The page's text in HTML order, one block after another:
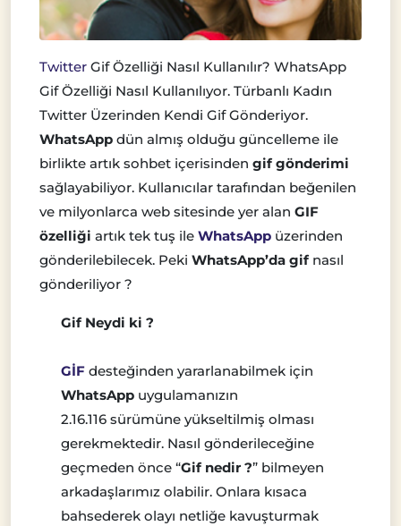
Twitter Gif Özelliği Nasıl Kullanılır? WhatsApp
Gif Özelliği Nasıl Kullanılıyor. Türbanlı Kadın
Twitter Üzerinden Kendi Gif Gönderiyor.
WhatsApp dün almış olduğu güncelleme ile
birlikte artık sohbet içerisinden gif gönderimi
sağlayabiliyor. Kullanıcılar tarafından beğenilen
ve milyonlarca web sitesinde yer alan GIF
özelliği artık tek tuş ile WhatsApp üzerinden
gönderilebilecek. Peki WhatsApp’da gifnasıl
gönderiliyor ?
Gif Neydi ki ?
GİF desteğinden yararlanabilmek için
WhatsApp uygulamanızın
2.16.116 sürümüne yükseltilmiş olması
gerekmektedir. Nasıl gönderileceğine
geçmeden önce “Gif nedir ?” bilmeyen
arkadaşlarımız olabilir. Onlara kısaca
bahsederek olayı netliğe kavuşturmak